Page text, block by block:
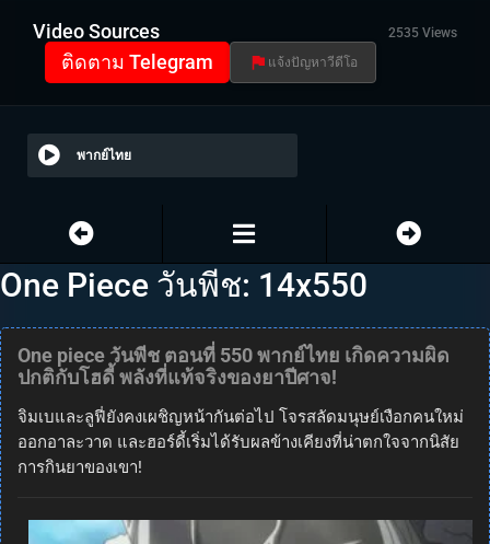
Video Sources 2535 Views
ติดตาม Telegram แจ้งปัญหาวีดีโอ
พากย์ไทย
One Piece วันพีช: 14x550
One piece วันพีช ตอนที่ 550 พากย์ไทย เกิดความผิด
ปกติกับโฮดี้ พลังที่แท้จริงของยาปีศาจ!
จิมเบและลูฟี่ยังคงเผชิญหน้ากันต่อไป โจรสลัดมนุษย์เงือกคนใหม่
ออกอาละวาด และฮอร์ดี้เริ่มได้รับผลข้างเคียงที่น่าตกใจจากนิสัย
การกินยาของเขา!